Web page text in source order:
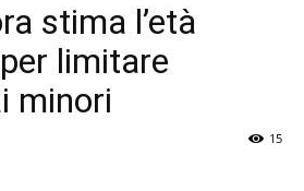
stima l’età
limitare
minori
15